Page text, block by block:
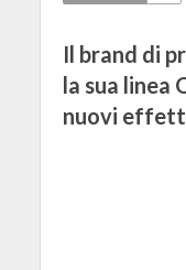
Il brand di
la sua linea
nuovi